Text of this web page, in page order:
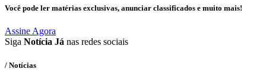
Você pode ler matérias exclusivas, anunciar classificados e muito mais!
Assine Agora
Siga Notícia Já nas redes sociais
/ Notícias